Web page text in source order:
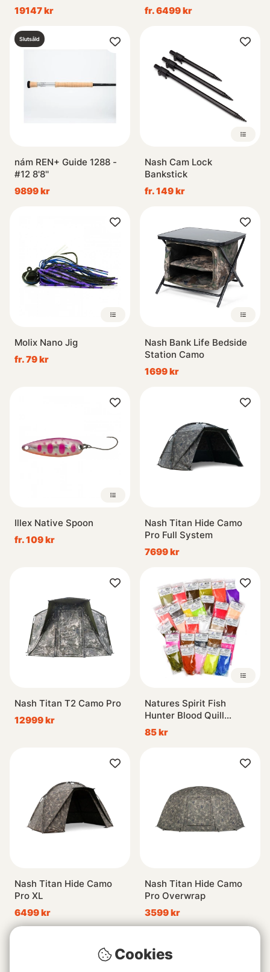
#12
19147 kr fr. 6499 kr
Slutsåld
nám REN+ Guide 1288 -
#12 8'8''
9899 kr
Nash Cam Lock
Bankstick
fr. 149 kr
Molix Nano Jig
fr. 79 kr
Nash Bank Life Bedside
Station Camo
1699 kr
Illex Native Spoon
fr. 109 kr
Nash Titan Hide Camo
Pro Full System
7699 kr
Nash Titan T2 Camo Pro
12999 kr
Natures Spirit Fish
Hunter Blood Quill
Marabou
85 kr
Nash Titan Hide Camo
Pro XL
6499 kr
Nash Titan Hide Camo
Pro Overwrap
3599 kr
Cookies